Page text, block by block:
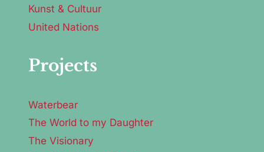
Kunst & Cultuur
United Nations
Projects
Waterbear
The World to my Daughter
The Visionary